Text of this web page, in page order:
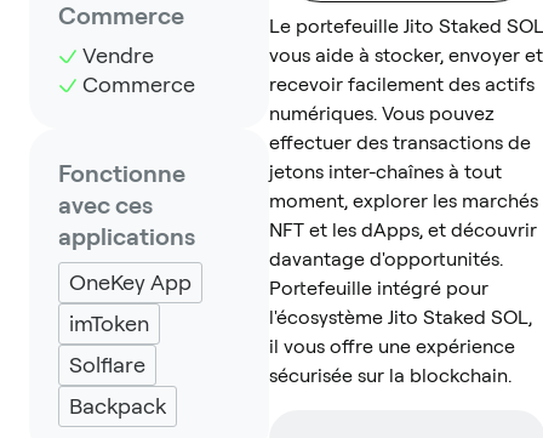
Commerce
Vendre
Commerce
Fonctionne
avec ces
applications
OneKey App
imToken
Solflare
Backpack
Le portefeuille Jito Staked SOL
vous aide à stocker, envoyer et
recevoir facilement des actifs
numériques. Vous pouvez
effectuer des transactions de
jetons inter-chaînes à tout
moment, explorer les marchés
NFT et les dApps, et découvrir
davantage d'opportunités.
Portefeuille intégré pour
l'écosystème Jito Staked SOL,
il vous offre une expérience
sécurisée sur la blockchain.